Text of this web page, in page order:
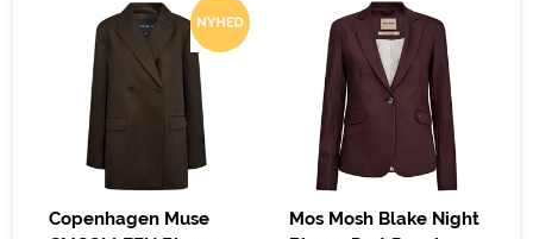
Copenhagen Muse
Mos Mosh Blake Night